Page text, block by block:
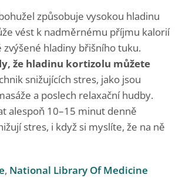
způsobuje vysokou hladinu
vést k nadměrnému příjmu kalorií
zvýšené hladiny břišního tuku.
že hladinu kortizolu můžete
snižujících stres, jako jsou
a poslech relaxační hudby.
alespoň 10–15 minut denně
stres, i když si myslíte, že na ně
, National Library Of Medicine